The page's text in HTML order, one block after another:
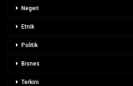
Negeri
Etnik
Politik
Bisnes
Terkini